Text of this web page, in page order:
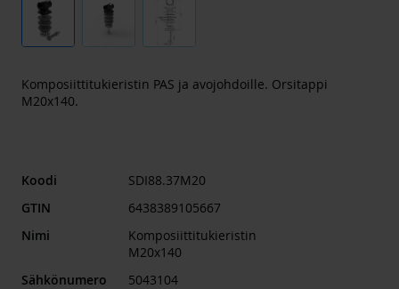
Komposiittitukieristin PAS ja avojohdoille. Orsitappi
M20x140.
Koodi
SDI88.37M20
GTIN
6438389105667
Nimi
Komposiittitukieristin
M20x140
Sähkönumero
5043104